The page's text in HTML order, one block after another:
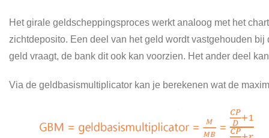
Het girale geldscheppingsproces werkt analoog met het
zichtdeposito. Een deel van het geld wordt vastgehouden
geld vraagt, de bank dit ook kan voorzien. Het ander deel
Via de geldbasismultiplicator kan je berekenen wat de